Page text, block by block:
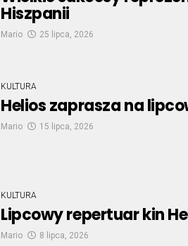
Hiszpanii
Mario 25 lipca, 2026
KULTURA
Helios zaprasza na
Mario 15 lipca, 2026
KULTURA
Lipcowy repertuar kin
Mario 8 lipca, 2026